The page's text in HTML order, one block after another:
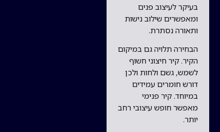
בעיקר לעיצוב פנים
ומאפשרים שילוב נישות
ותאורה נסתרת.
הבחירה תלויה גם במיקום
הקיר. קיר חיצוני חשוף
לשמש, גשם ולחות ולכן
דורש חומרים עמידים
במיוחד. קיר פנימי
מאפשר חופש עיצובי רחב
יותר.